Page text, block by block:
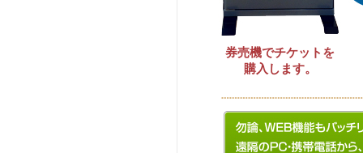
券売機でチケットを
購入します。